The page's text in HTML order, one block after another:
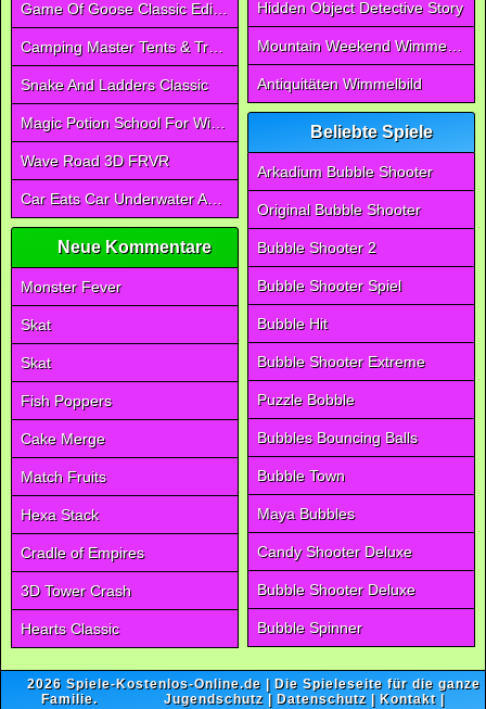
Game Of Goose Classic Edition
Camping Master Tents & Trees
Snake And Ladders Classic
Magic Potion School For Witch
Wave Road 3D FRVR
Car Eats Car Underwater Adventure FRVR
Neue Kommentare
Monster Fever
Skat
Skat
Fish Poppers
Cake Merge
Match Fruits
Hexa Stack
Cradle of Empires
3D Tower Crash
Hearts Classic
Hidden Object Detective Story
Mountain Weekend Wimmelbild
Antiquitäten Wimmelbild
Beliebte Spiele
Arkadium Bubble Shooter
Original Bubble Shooter
Bubble Shooter 2
Bubble Shooter Spiel
Bubble Hit
Bubble Shooter Extreme
Puzzle Bobble
Bubbles Bouncing Balls
Bubble Town
Maya Bubbles
Candy Shooter Deluxe
Bubble Shooter Deluxe
Bubble Spinner
2026 Spiele-Kostenlos-Online.de| Die Spieleseite für die ganze
Familie.
Jugendschutz | Datenschutz | Kontakt |